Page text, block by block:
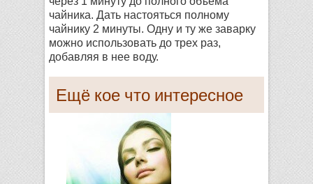
чайника. Дать настояться полному
чайнику 2 минуты. Одну и ту же заварку
можно использовать до трех раз,
добавляя в нее воду.
Ещё кое что интересное